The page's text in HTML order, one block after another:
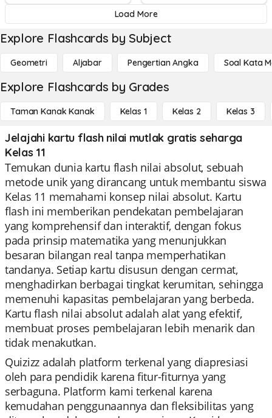
Load More
Explore Flashcards by Subject
Geometri Aljabar Pengertian Angka Soal Kata
Explore Flashcards by Grades
Taman Kanak Kanak Kelas 1 Kelas 2 Kelas 3
Jelajahi kartu flash nilai mutlak gratis seharga
Kelas 11
Temukan dunia kartu flash nilai absolut, sebuah
metode unik yang dirancang untuk membantu siswa
Kelas 11 memahami konsep nilai absolut. Kartu
flash ini memberikan pendekatan pembelajaran
yang komprehensif dan interaktif, dengan fokus
pada prinsip matematika yang menunjukkan
besaran bilangan real tanpa memperhatikan
tandanya. Setiap kartu disusun dengan cermat,
menghadirkan berbagai tingkat kerumitan, sehingga
memenuhi kapasitas pembelajaran yang berbeda.
Kartu flash nilai absolut adalah alat yang efektif,
membuat proses pembelajaran lebih menarik dan
tidak menakutkan.
Quizizz adalah platform terkenal yang diapresiasi
oleh para pendidik karena fitur-fiturnya yang
serbaguna. Platform kami terkenal karena
kemudahan penggunaannya dan fleksibilitas yang